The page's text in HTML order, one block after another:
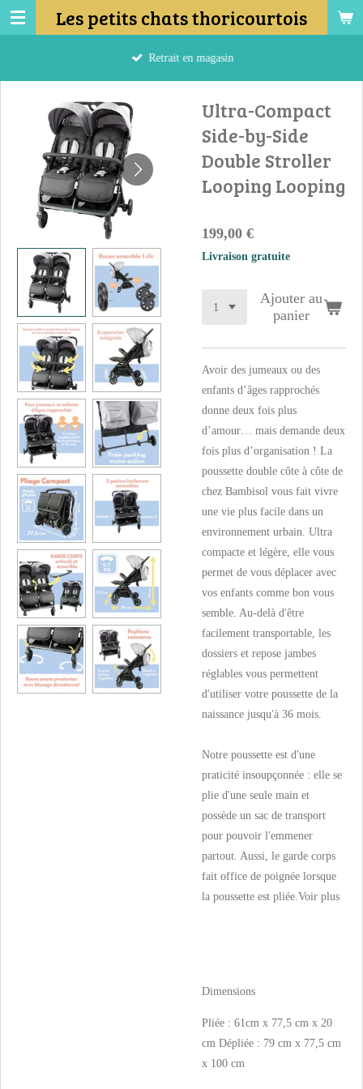
Passer
au
Les petits chats thoricourtois
Retrait en magasin
Ultra-Compact
Side-by-Side
Double Stroller
Looping Looping
199,00 €
Livraison gratuite
Ajouter au
panier
Avoir des jumeaux ou des
enfants d’âges rapprochés
donne deux fois plus
d’amour… mais demande deux
fois plus d’organisation ! La
poussette double côte à côte de
chez Bambisol vous fait vivre
une vie plus facile dans un
environnement urbain. Ultra
compacte et légère, elle vous
permet de vous déplacer avec
vos enfants comme bon vous
semble. Au-delà d'être
facilement transportable, les
dossiers et repose jambes
réglables vous permettent
d'utiliser votre poussette de la
naissance jusqu'à 36 mois.
Notre poussette est d'une
praticité insoupçonnée : elle se
plie d'une seule main et
possède un sac de transport
pour pouvoir l'emmener
partout. Aussi, le garde corps
fait office de poignée lorsque
la poussette est pliée.Voir plus
Dimensions
Pliée : 61cm x 77,5 cm x 20
cm Dépliée : 79 cm x 77,5 cm
x 100 cm